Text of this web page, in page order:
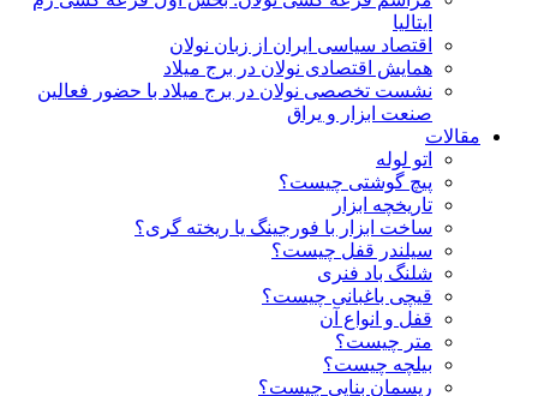
ایتالیا
اقتصاد سیاسی ایران از زبان نولان
همایش اقتصادی نولان در برج میلاد
نشست تخصصی نولان در برج میلاد با حضور فعالین
صنعت ابزار و یراق
مقالات
اتو لوله
پیچ گوشتی چیست؟
تاریخچه ابزار
ساخت ابزار با فورجینگ یا ریخته گری؟
سیلندر قفل چیست؟
شلنگ باد فنری
قیچی باغبانی چیست؟
قفل و انواع آن
متر چیست؟
بیلچه چیست؟
ریسمان بنایی چیست؟